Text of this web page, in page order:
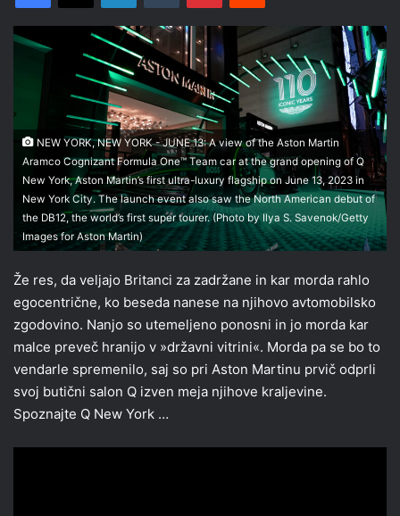
NEW YORK, NEW YORK - JUNE 13: A view of the Aston Martin
Aramco Cognizant Formula One™ Team car at the grand opening of Q
New York, Aston Martin’s first ultra-luxury flagship on June 13, 2023 in
New York City. The launch event also saw the North American debut of
the DB12, the world’s first super tourer. (Photo by Ilya S. Savenok/Getty
Images for Aston Martin)
Že res, da veljajo Britanci za zadržane in kar morda rahlo
egocentrične, ko beseda nanese na njihovo avtomobilsko
zgodovino. Nanjo so utemeljeno ponosni in jo morda kar
malce preveč hranijo v »državni vitrini«. Morda pa se bo to
vendarle spremenilo, saj so pri Aston Martinu prvič odprli
svoj butični salon Q izven meja njihove kraljevine.
Spoznajte Q New York …